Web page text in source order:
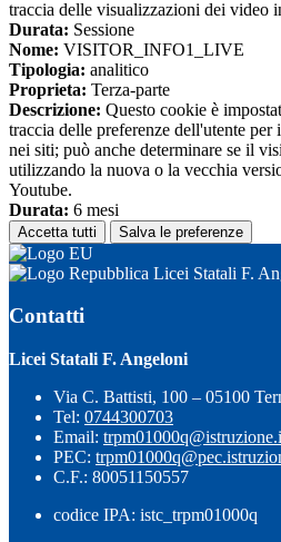
traccia delle visualizzazioni dei video
Durata: Sessione
Nome: VISITOR_INFO1_LIVE
Tipologia: analitico
Proprieta: Terza-parte
Descrizione: Questo cookie è
traccia delle preferenze dell'utente
nei siti; può anche determinare se il
utilizzando la nuova o la vecchia
Youtube.
Durata: 6 mesi
Accetta tutti Salva le preferenze
Licei Statali F.
Contatti
Licei Statali F. Angeloni
Via C. Battisti, 100 – 05100
Tel: 0744300703
Email:
PEC:
C.F.: 80051150557
codice IPA: istc_trpm01000q